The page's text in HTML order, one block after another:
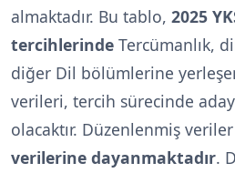
almaktadır. Bu tablo, 2025
tercihlerinde Tercümanlık,
diğer Dil bölümlerine
verileri, tercih sürecinde
olacaktır. Düzenlenmiş veriler
verilerine dayanmaktadır.